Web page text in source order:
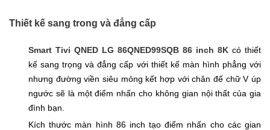
Thiết kế sang trong và đẳng cấp
Smart Tivi QNED LG 86QNED99SQB 86 inch 8K có thiết
kế sang trọng và đẳng cấp với thiết kế màn hình phẳng với
nhưng đường viền siêu mỏng kết hợp với chân đế chữ V úp
ngước sẽ là một điểm nhấn cho không gian nội thất của gia
đình bạn.
Kích thước màn hình 86 inch tạo điểm nhấn cho các gian